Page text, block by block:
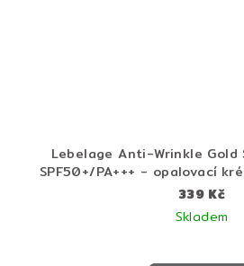
Lebelage Anti-Wrinkle Gold
SPF50+/PA+++ - opalovací
vráskám
339 Kč
Skladem